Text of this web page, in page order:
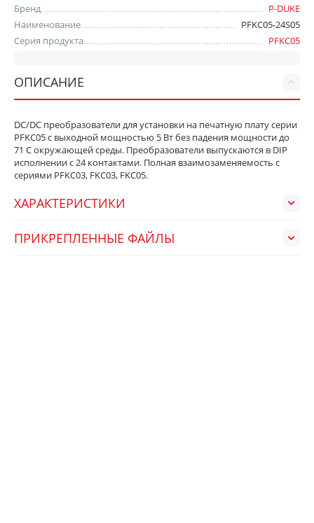
Бренд
P-DUKE
Наименование
PFKC05-24S05
Серия продукта
PFKC05
ОПИСАНИЕ
DC/DC преобразователи для установки на печатную плату серии
PFKC05 с выходной мощностью 5 Вт без падения мощности до
71 С окружающей среды. Преобразователи выпускаются в DIP
исполнении с 24 контактами. Полная взаимозаменяемость с
сериями PFKC03, FKC03, FKC05.
ХАРАКТЕРИСТИКИ
ПРИКРЕПЛЕННЫЕ ФАЙЛЫ